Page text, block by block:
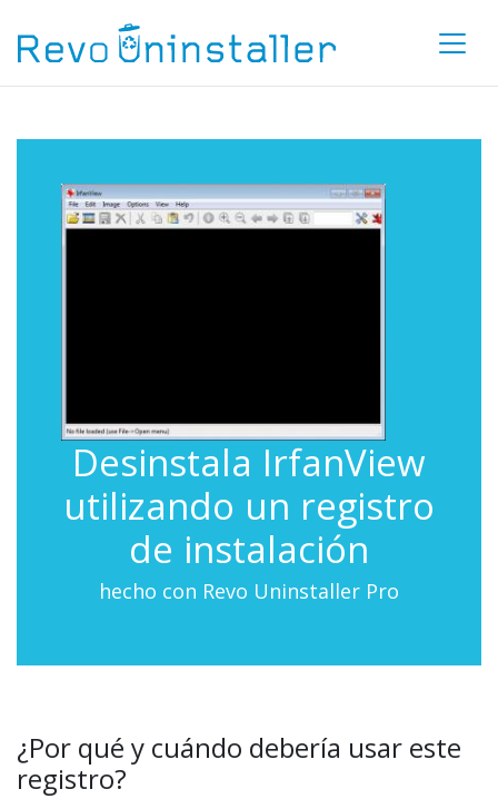
Desinstala IrfanView
utilizando un registro
de instalación
hecho con Revo Uninstaller Pro
¿Por qué y cuándo debería usar este
registro?